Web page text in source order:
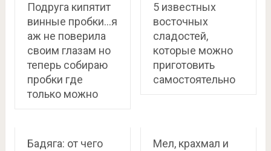
Подруга кипятит
винные пробки…я
аж не поверила
своим глазам но
теперь собираю
пробки где
только можно
5 известных
восточных
сладостей,
которые можно
приготовить
самостоятельно
Бадяга: от чего
Мел, крахмал и